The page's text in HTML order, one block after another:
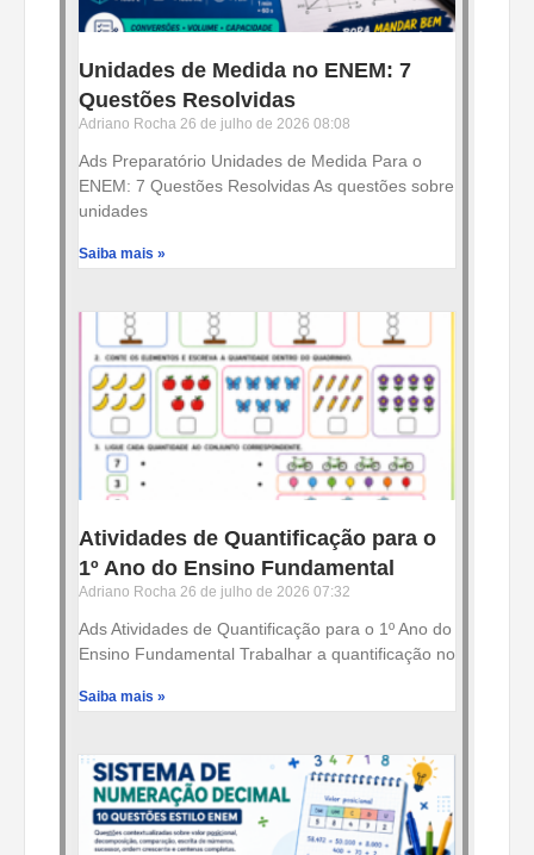
Unidades de Medida no ENEM: 7
Questões Resolvidas
Adriano Rocha 26 de julho de 2026 08:08
Ads Preparatório Unidades de Medida Para o
ENEM: 7 Questões Resolvidas As questões sobre
unidades
Saiba mais »
Atividades de Quantificação para o
1º Ano do Ensino Fundamental
Adriano Rocha 26 de julho de 2026 07:32
Ads Atividades de Quantificação para o 1º Ano do
Ensino Fundamental Trabalhar a quantificação no
Saiba mais »